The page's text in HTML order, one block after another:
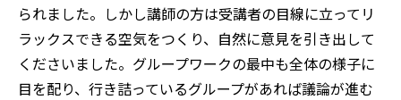
られました。しかし講師の方は受講者の目線に立ってリ
ラックスできる空気をつくり、自然に意見を引き出して
くださいました。グループワークの最中も全体の様子に
目を配り、行き詰っているグループがあれば議論が進む